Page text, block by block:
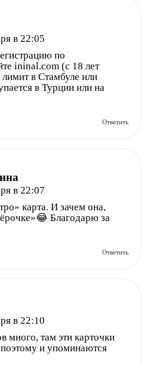
в 22:05
по
ininal.com (с 18 лет
в Стамбуле или
в Турции или на
в 22:07
карта. И зачем она,
Благодарю за
в 22:10
много, там эти карточки
и упоминаются